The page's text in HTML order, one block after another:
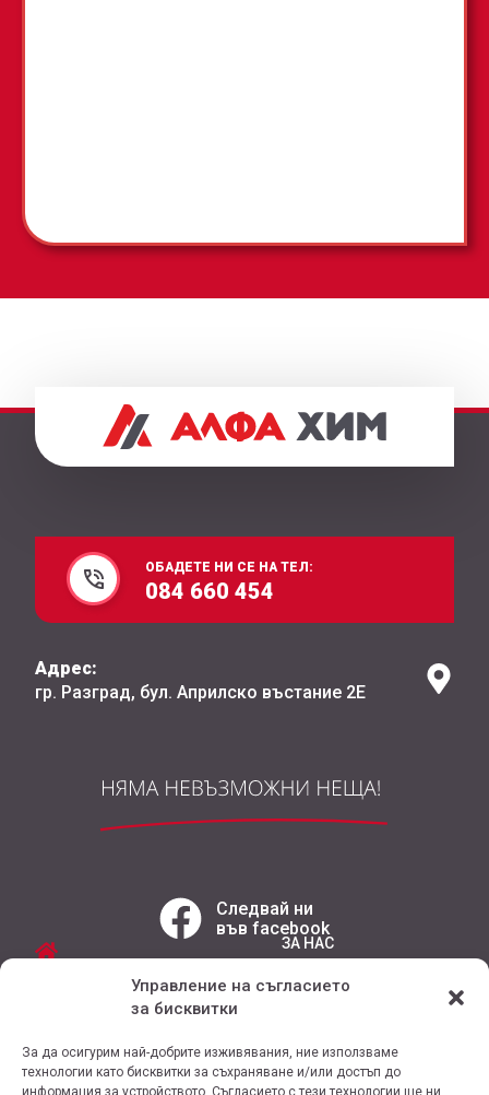
Управление на съгласието
за бисквитки
За да осигурим най-добрите изживявания, ние използваме
технологии като бисквитки за съхраняване и/или достъп до
информация за устройството. Съгласието с тези технологии ще ни
ОБАДЕТЕ НИ СЕ НА ТЕЛ:
084 660 454
Адрес:
гр. Разград, бул. Априлско въстание 2Е
Следвай ни
във facebook
ПРОМОЦИИ
ЗА НАС
КОНТАКТ